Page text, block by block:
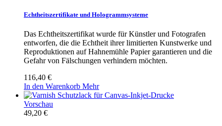
Echtheitszertifikate und Hologrammsysteme
Das Echtheitszertifikat wurde für Künstler und Fotografen
entworfen, die die Echtheit ihrer limitierten Kunstwerke und
Reproduktionen auf Hahnemühle Papier garantieren und die
Gefahr von Fälschungen verhindern möchten.
116,40 €
In den Warenkorb Mehr
Vorschau
49,20 €